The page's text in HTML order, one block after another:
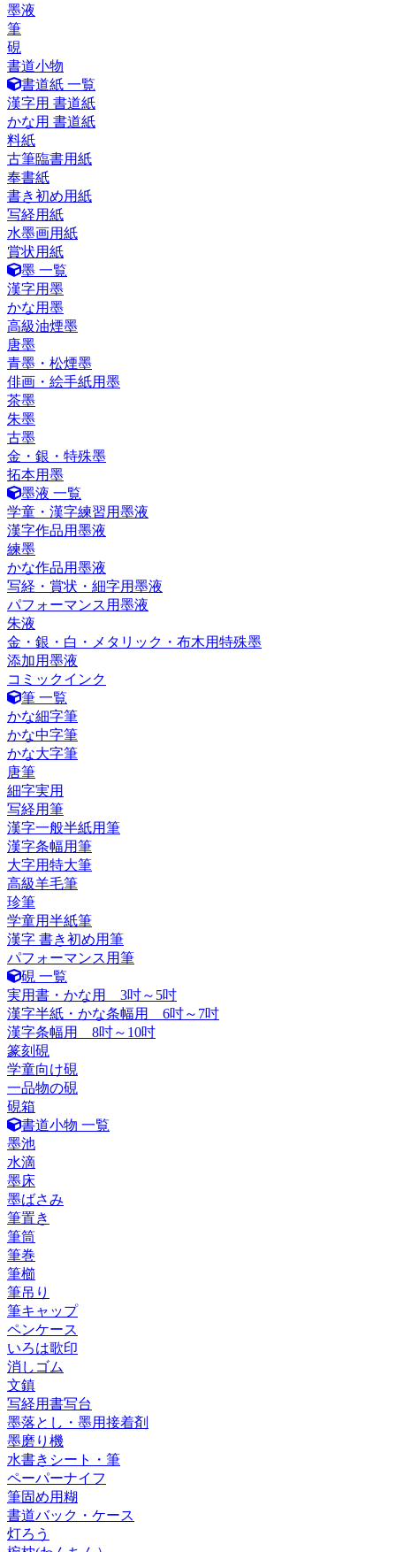
墨液
筆
硯
書道小物
書道紙 一覧
漢字用 書道紙
かな用 書道紙
料紙
古筆臨書用紙
奉書紙
書き初め用紙
写経用紙
水墨画用紙
賞状用紙
墨 一覧
漢字用墨
かな用墨
高級油煙墨
唐墨
青墨・松煙墨
俳画・絵手紙用墨
茶墨
朱墨
古墨
金・銀・特殊墨
拓本用墨
墨液 一覧
学童・漢字練習用墨液
漢字作品用墨液
練墨
かな作品用墨液
写経・賞状・細字用墨液
パフォーマンス用墨液
朱液
金・銀・白・メタリック・布木用特殊墨
添加用墨液
コミックインク
筆 一覧
かな細字筆
かな中字筆
かな大字筆
唐筆
細字実用
写経用筆
漢字一般半紙用筆
漢字条幅用筆
大字用特大筆
高級羊毛筆
珍筆
学童用半紙筆
漢字 書き初め用筆
パフォーマンス用筆
硯 一覧
実用書・かな用 3吋～5吋
漢字半紙・かな条幅用 6吋～7吋
漢字条幅用 8吋～10吋
篆刻硯
学童向け硯
一品物の硯
硯箱
書道小物 一覧
墨池
水滴
墨床
墨ばさみ
筆置き
筆筒
筆巻
筆櫛
筆吊り
筆キャップ
ペンケース
いろは歌印
消しゴム
文鎮
写経用書写台
墨落とし・墨用接着剤
墨磨り機
水書きシート・筆
ペーパーナイフ
筆固め用糊
書道バック・ケース
灯ろう